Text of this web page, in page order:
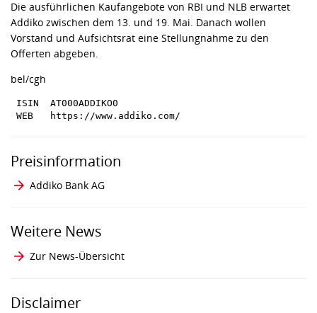
Die ausführlichen Kaufangebote von RBI und NLB erwartet
Addiko zwischen dem 13. und 19. Mai. Danach wollen
Vorstand und Aufsichtsrat eine Stellungnahme zu den
Offerten abgeben.
bel/cgh
ISIN  AT000ADDIKO0
Preisinformation
Addiko Bank AG
Weitere News
Zur News-Übersicht
Disclaimer